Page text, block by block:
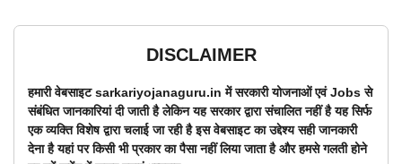
DISCLAIMER
हमारी वेबसाइट sarkariyojanaguru.in में सरकारी योजनाओं एवं Jobs से
संबंधित जानकारियां दी जाती है लेकिन यह सरकार द्वारा संचालित नहीं है यह सिर्फ
एक व्यक्ति विशेष द्वारा चलाई जा रही है इस वेबसाइट का उद्देश्य सही जानकारी
देना है यहां पर किसी भी प्रकार का पैसा नहीं लिया जाता है और हमसे गलती होने